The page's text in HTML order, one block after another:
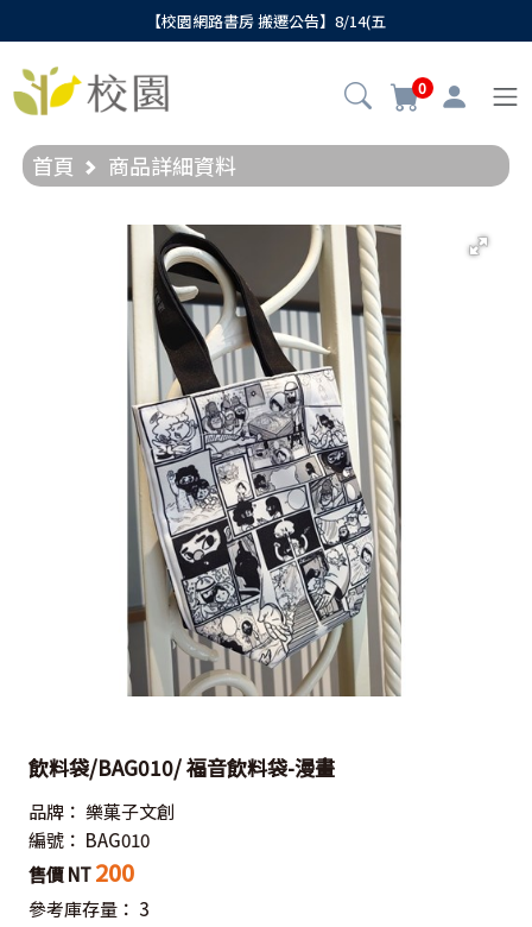
【校園網路書房 搬遷公告】8/14(五
0
首頁 商品詳細資料
飲料袋/BAG010/ 福音飲料袋-漫畫
品牌： 樂菓子文創
編號： BAG010
售價 NT 200
參考庫存量： 3